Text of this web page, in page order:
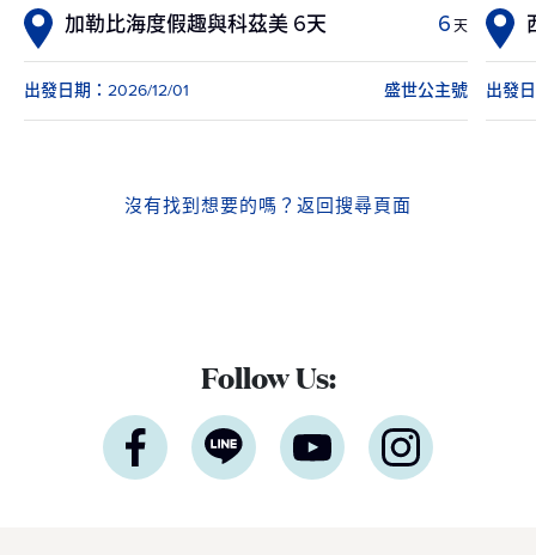
加勒比海度假趣與科茲美 6天 6 天
出發日期：2026/12/01 盛世公主號 出發
沒有找到想要的嗎？ 返回搜尋頁面
Follow Us: